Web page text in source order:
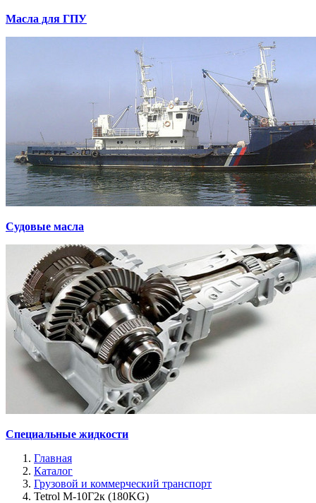
Масла для ГПУ
Судовые масла
Специальные жидкости
Главная
Каталог
Грузовой и коммерческий транспорт
Tetrol М-10Г2к (180KG)